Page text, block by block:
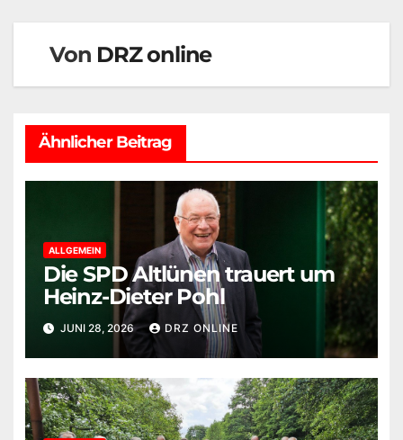
Von DRZ online
Ähnlicher Beitrag
ALLGEMEIN
Die SPD Altlünen trauert um
Heinz-Dieter Pohl
JUNI 28, 2026 DRZ ONLINE